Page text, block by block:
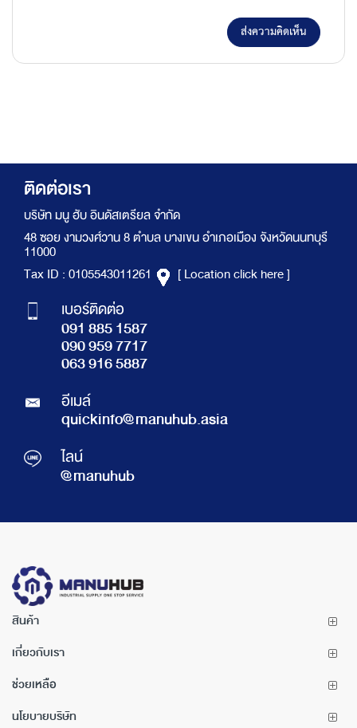
ส่งความคิดเห็น
ติดต่อเรา
บริษัท มนู ฮับ อินดัสเตรียล จำกัด
48 ซอย งามวงศ์วาน 8 ตำบล บางเขน อำเภอเมือง จังหวัดนนทบุรี
11000
Tax ID : 0105543011261
[ Location click here ]
เบอร์ติดต่อ
091 885 1587
090 959 7717
063 916 5887
อีเมล์
quickinfo@manuhub.asia
ไลน์
@manuhub
สินค้า
เกี่ยวกับเรา
ช่วยเหลือ
นโยบายบริษัท